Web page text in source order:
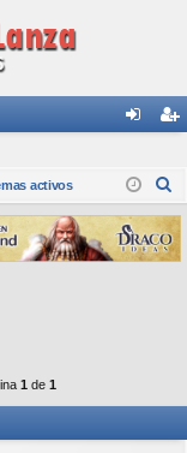
nti
fic
ar
ist
ra
rs
activos
s
c
1 de 1